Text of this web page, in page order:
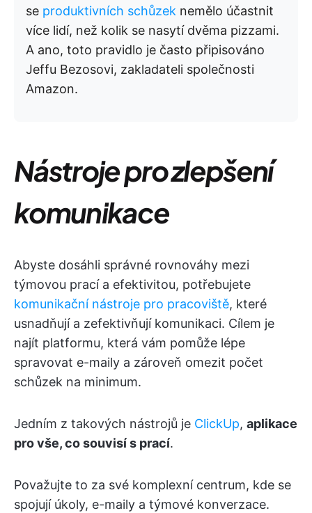
se produktivních schůzek nemělo účastnit
více lidí, než kolik se nasytí dvěma pizzami.
A ano, toto pravidlo je často připisováno
Jeffu Bezosovi, zakladateli společnosti
Amazon.
Nástroje pro zlepšení
komunikace
Abyste dosáhli správné rovnováhy mezi
týmovou prací a efektivitou, potřebujete
komunikační nástroje pro pracoviště, které
usnadňují a zefektivňují komunikaci. Cílem je
najít platformu, která vám pomůže lépe
spravovat e-maily a zároveň omezit počet
schůzek na minimum.
Jedním z takových nástrojů je ClickUp, aplikace
pro vše, co souvisí s prací.
Považujte to za své komplexní centrum, kde se
spojují úkoly, e-maily a týmové konverzace.